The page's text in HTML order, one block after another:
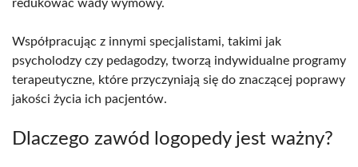
redukować wady wymowy.
Współpracując z innymi specjalistami, takimi jak
psycholodzy czy pedagodzy, tworzą indywidualne programy
terapeutyczne, które przyczyniają się do znaczącej poprawy
jakości życia ich pacjentów.
Dlaczego zawód logopedy jest ważny?